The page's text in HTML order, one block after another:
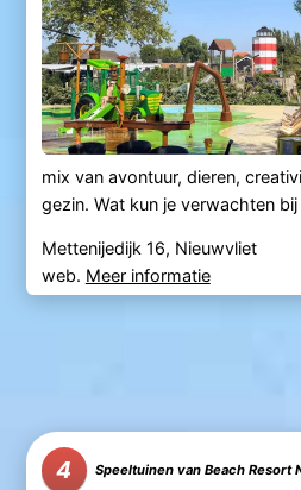
mix van avontuur, dieren,
gezin. Wat kun je verwachten
Mettenijedijk 16, Nieuwvliet
web. Meer informatie
4 Speeltuinen van Beach Resort